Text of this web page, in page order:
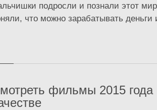
подросли и познали этот
что можно зарабатывать
фильмы 2015